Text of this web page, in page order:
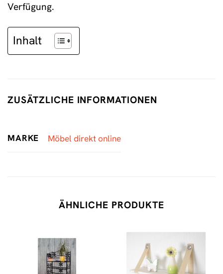
Verfügung.
Inhalt
ZUSÄTZLICHE INFORMATIONEN
MARKE Möbel direkt online
ÄHNLICHE PRODUKTE